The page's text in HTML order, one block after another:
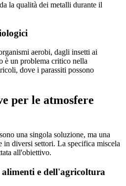
la qualità dei metalli durante il
aerobi, dagli insetti ai
è un problema critico nella
dove i parassiti possono
per le atmosfere
una singola soluzione, ma una
in diversi settori. La specifica miscela
all'obiettivo.
alimenti e dell'agricoltura